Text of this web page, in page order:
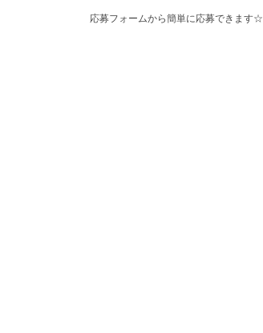
応募フォームから簡単に応募できます☆